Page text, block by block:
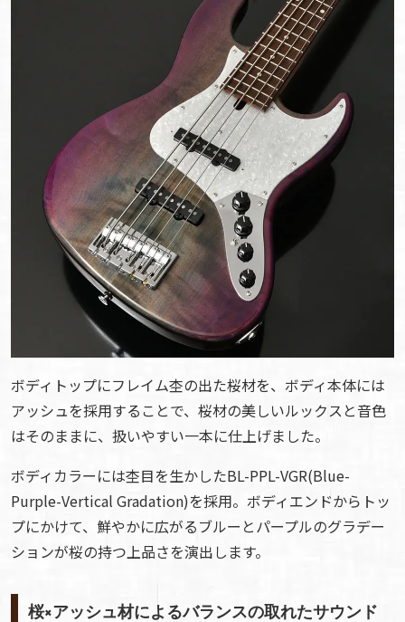
ボディトップにフレイム杢の出た桜材を、ボディ本体には
アッシュを採用することで、桜材の美しいルックスと音色
はそのままに、扱いやすい一本に仕上げました。
ボディカラーには杢目を生かしたBL-PPL-VGR(Blue-
Purple-Vertical Gradation)を採用。ボディエンドからトッ
プにかけて、鮮やかに広がるブルーとパープルのグラデー
ションが桜の持つ上品さを演出します。
桜×アッシュ材によるバランスの取れたサウンド